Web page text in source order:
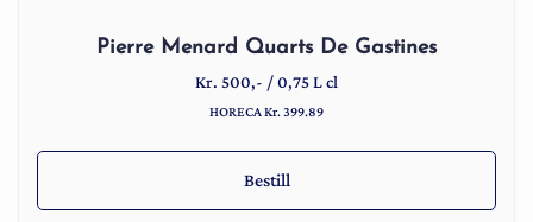
Bestill
Pierre Menard Quarts De Gastines
Kr. 500,- /0,75 L cl
HORECA Kr. 399.89